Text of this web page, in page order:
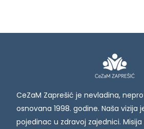
CeZaM Zaprešić je nevladina,
osnovana 1998. godine. Naša vizija
pojedinac u zdravoj zajednici.